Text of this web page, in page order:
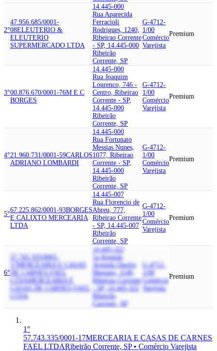
2°
47.956.685/0001-
08ELEUTERIO &
ELEUTERIO
SUPERMERCADO LTDA
14.445-000
Rua Aparecida
Ferracioli
Rodrigues, 1240,
Ribeirao Corrente
- SP, 14.445-000
Ribeirão
Corrente, SP
G-4712-
1/00
Comércio
Varejista
Premium
3°00.876.670/0001-76M E C
BORGES
14.445-000
Rua Joaquim
Lourenco, 746 -
Centro, Ribeirao
Corrente - SP,
14.445-000
Ribeirão
Corrente, SP
G-4712-
1/00
Comércio
Varejista
Premium
4°21.960.731/0001-59CARLOS
ADRIANO LOMBARDI
14.445-000
Rua Fortunato
Messias Nunes,
1077, Ribeirao
Corrente - SP,
14.445-000
Ribeirão
Corrente, SP
G-4712-
1/00
Comércio
Varejista
Premium
5°
67.225.862/0001-93BORGES
E CALIXTO MERCEARIA
LTDA
14.445-007
Rua Florencio de
Abreu, 777,
Ribeirao Corrente
- SP, 14.445-007
Ribeirão
Corrente, SP
G-4712-
1/00
Comércio
Varejista
Premium
6°
57.743.335/0001-
MERCEARIA E CASAS
DE CARNES FAEL
LTDAMERCEARIA E
CASAS DE CARNES FAEL
LTDA
14.445-322
1a Avenida
Avenida Onofre
Marques, 1140,
Ribeirao Corrente
- SP, 14.445-322
Ribeirão
Corrente, SP
G-4712-
1/00
Comércio
Varejista
Premium
1°
57.743.335/0001-17MERCEARIA E CASAS DE CARNES
FAEL LTDARibeirão Corrente, SP • Comércio Varejista